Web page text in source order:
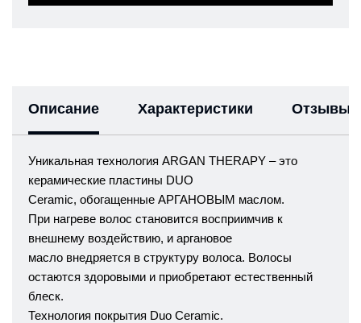
Описание Характеристики Отзывы
Уникальная технология ARGAN THERAPY – это
керамические пластины DUO
Ceramic, обогащенные АРГАНОВЫМ маслом.
При нагреве волос становится восприимчив к
внешнему воздействию, и аргановое
масло внедряется в структуру волоса. Волосы
остаются здоровыми и приобретают естественный
блеск.
Технология покрытия Duo Ceramic.